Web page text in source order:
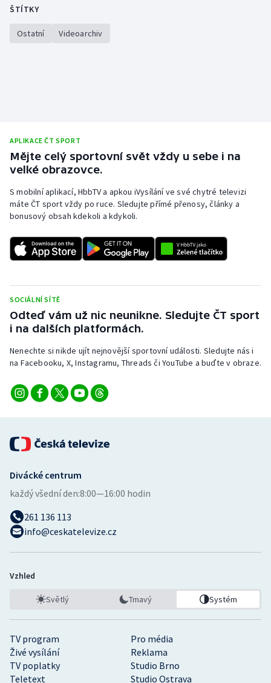
Krasobruslení
Olympijské hry
Parasport
Plavání
Plážový volejbal
Rychlobruslení
Rychlostní kanoistika
Short track
Sportovní střelba
Stolní tenis
Triatlon
Veslování
Volejbal
ŠTÍTKY
Ostatní Videoarchiv
APLIKACE ČT SPORT
Mějte celý sportovní svět vždy u sebe i na
velké obrazovce.
S mobilní aplikací, HbbTV a apkou iVysílání ve své chytré televizi
máte ČT sport vždy po ruce. Sledujte přímé přenosy, články a
bonusový obsah kdekoli a kdykoli.
SOCIÁLNÍ SÍTĚ
Odteď vám už nic neunikne. Sledujte ČT sport
i na dalších platformách.
Nenechte si nikde ujít nejnovější sportovní události. Sledujte nás i
na Facebooku, X, Instagramu, Threads či YouTube a buďte v obraze.
TV program
Pro média
Živé vysílání
Reklama
TV poplatky
Studio Brno
Teletext
Studio Ostrava
Divácké centrum
každý všední den:8:00—16:00 hodin
261 136 113
info@ceskatelevize.cz
Vzhled
Světlý Tmavý Systém